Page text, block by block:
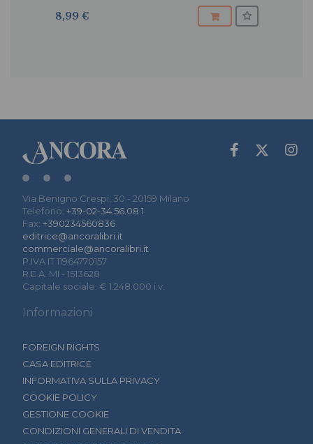
8,99 €
Via Benigno Crespi, 30 - 20159 Milano
Telefono: +39-02-34.56.08.1
Fax: +390234560836
editrice@ancoralibri.it
commerciale@ancoralibri.it
P.IVA IT 11964770157
R.E.A. MI - 1513628
Capitale sociale: € 1.248.000 i.v.
Informazioni
FOREIGN RIGHTS
CASA EDITRICE
INFORMATIVA SULLA PRIVACY
COOKIE POLICY
GESTIONE COOKIE
CONDIZIONI GENERALI DI VENDITA